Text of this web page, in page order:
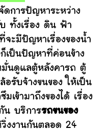
ารปัญหาระหว่าง
ทั้งเรื่อง ดิน ฟ้า
จะมีปัญหาเรื่องของน้ำ
งก็เป็นปัญหาที่ค่อนข้าง
มั่นดูแลตู้หลังคารถ ตู้
รับจ้างขนของ ให้เป็น
เข้ามาถึงของได้ เรื่อง
น บริการรถขนของ
วิ่งงานกันตลอด 24